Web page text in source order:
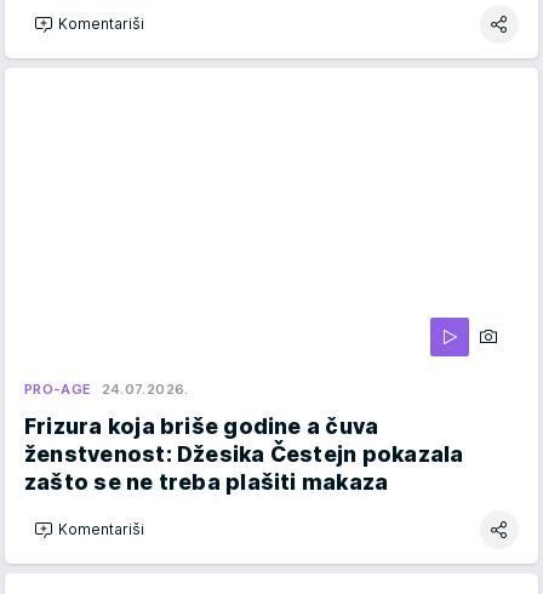
Komentariši
PRO-AGE 24.07.2026.
Frizura koja briše godine a čuva
ženstvenost: Džesika Čestejn pokazala
zašto se ne treba plašiti makaza
Komentariši